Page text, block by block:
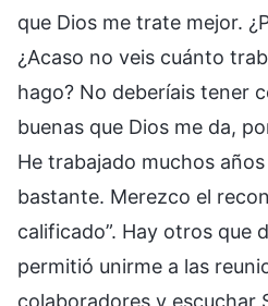
que Dios me trate mejor.
¿Acaso no veis cuánto
hago? No deberíais tener
buenas que Dios me da,
He trabajado muchos
bastante. Merezco el
calificado”. Hay otros que
permitió unirme a las
colaboradores y escuchar